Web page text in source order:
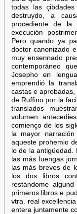
todas las
destruydo, a
procediente de
execución
Pero quando ya
doctor canonizado
muy ensennado
contemporáneo
Josepho en
emprendió la
castas e
de Ruffino por la
translados
volumen
comienço de los
la mayor
aqueste prohemio
lo de la antigüedad.
las más luengas
las más breves de
los dos libros
restándome
primeros libros e
vtra. real
entera juntamente